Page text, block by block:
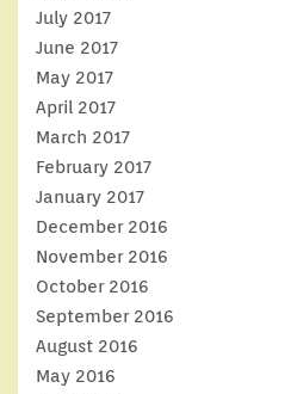
July 2017
June 2017
May 2017
April 2017
March 2017
February 2017
January 2017
December 2016
November 2016
October 2016
September 2016
August 2016
May 2016